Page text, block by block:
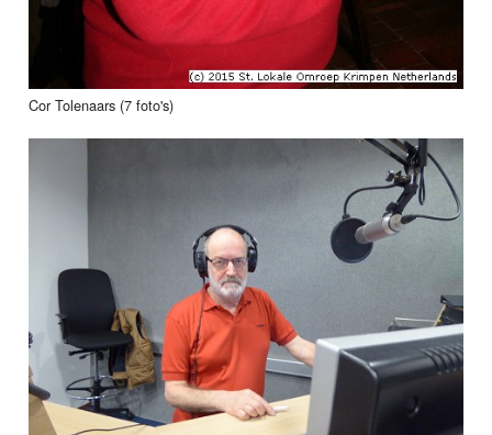
Cor Tolenaars (7 foto's)